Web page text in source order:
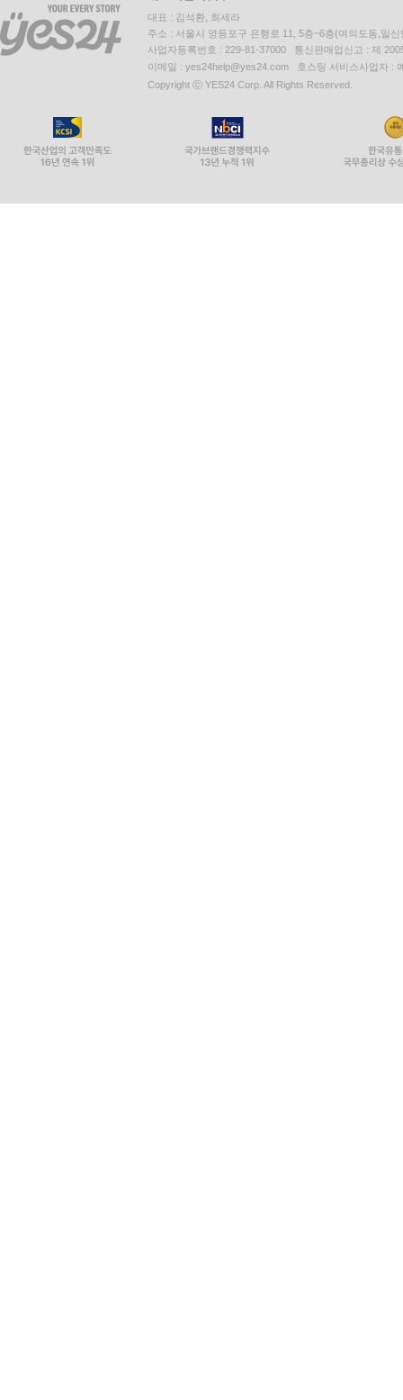
대표 : 김석환, 최세라
주소 : 서울시 영등포구 은행로 11, 5층~6층(여의도동,일신
사업자등록번호 : 229-81-37000 통신판매업신고 : 제
이메일 : yes24help@yes24.com 호스팅 서비스사업자 :
Copyright ⓒ YES24 Corp. All Rights Reserved.